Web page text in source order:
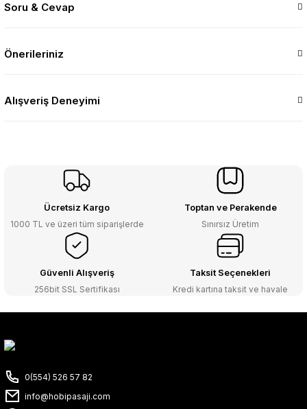
Soru & Cevap
Önerileriniz
Alışveriş Deneyimi
Ücretsiz Kargo
1000 TL ve üzeri tüm siparişlerde
Toptan ve Perakende
Sınırsız Üretim
Güvenli Alışveriş
256bit SSL Sertifikası
Taksit Seçenekleri
Kredi kartına taksit ve havale
0(554) 526 57 82
info@hobipasaji.com